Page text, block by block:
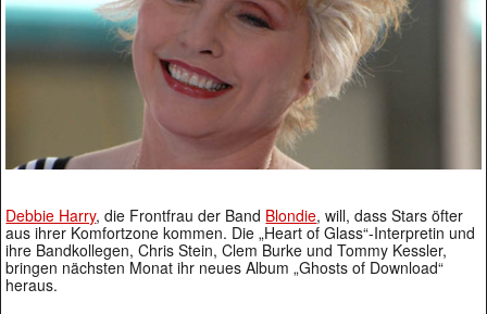
Debbie Harry, die Frontfrau der Band Blondie, will, dass Stars öfter
aus ihrer Komfortzone kommen. Die „Heart of Glass“-Interpretin und
ihre Bandkollegen, Chris Stein, Clem Burke und Tommy Kessler,
bringen nächsten Monat ihr neues Album „Ghosts of Download“
heraus.